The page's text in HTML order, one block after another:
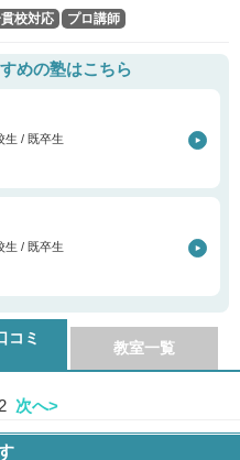
校対応 プロ講師
めの塾はこちら
生 / 既卒生
生 / 既卒生
コミ
教室一覧
2 次へ>